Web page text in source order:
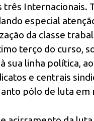
três Internacionais.
especial
da classe
terço do curso,
sua linha política,
e centrais
pólo de luta